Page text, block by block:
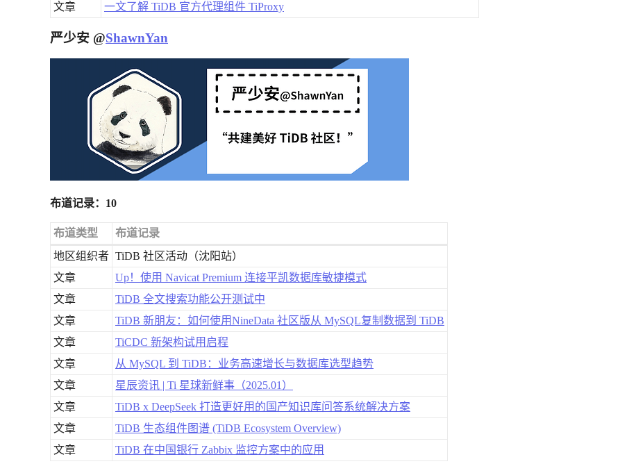
文章
一文了解 TiDB 官方代理组件 TiProxy
严少安 @ShawnYan
布道记录：10
布道类型
布道记录
地区组织者 TiDB 社区活动（沈阳站）
文章
Up！使用 Navicat Premium 连接平凯数据库敏捷模式
文章
TiDB 全文搜索功能公开测试中
文章
TiDB 新朋友：如何使用NineData 社区版从 MySQL复制数据到 TiDB
文章
TiCDC 新架构试用启程
文章
从 MySQL 到 TiDB：业务高速增长与数据库选型趋势
文章
星辰资讯 | Ti 星球新鲜事（2025.01）
文章
TiDB x DeepSeek 打造更好用的国产知识库问答系统解决方案
文章
TiDB 生态组件图谱 (TiDB Ecosystem Overview)
文章
TiDB 在中国银行 Zabbix 监控方案中的应用